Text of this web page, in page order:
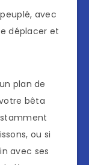
avec
déplacer et
plan de
bêta
ou si
avec ses